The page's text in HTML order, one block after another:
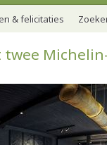
& felicitaties
twee